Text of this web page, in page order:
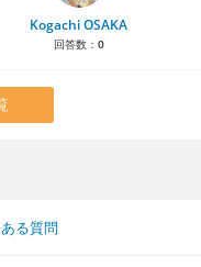
Kogachi OSAKA
回答数： 0
る質問